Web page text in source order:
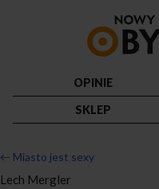
OPINIE
SKLEP
← Miasto jest sexy
Lech Mergler